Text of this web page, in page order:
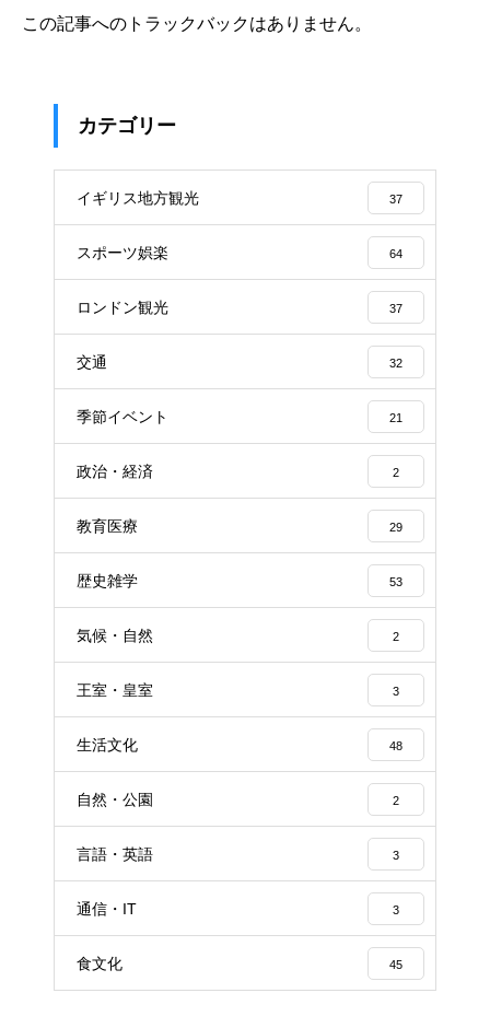
この記事へのトラックバックはありません。
カテゴリー
イギリス地方観光 37
スポーツ娯楽 64
ロンドン観光 37
交通 32
季節イベント 21
政治・経済 2
教育医療 29
歴史雑学 53
気候・自然 2
王室・皇室 3
生活文化 48
自然・公園 2
言語・英語 3
通信・IT 3
食文化 45